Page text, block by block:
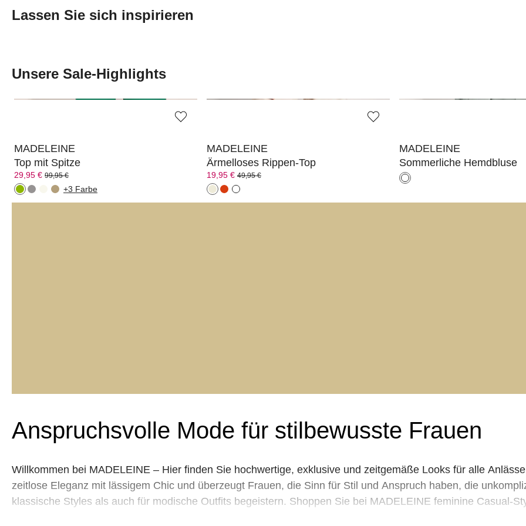
Lassen Sie sich inspirieren
Unsere Sale-Highlights
MADELEINE
Top mit Spitze
29,95 € 99,95 €
+3 Farbe
MADELEINE
Ärmelloses Rippen-Top
19,95 € 49,95 €
MADELEINE
Sommerliche Hemdbluse
Anspruchsvolle Mode für stilbewusste Frauen
Willkommen bei MADELEINE – Hier finden Sie hochwertige, exklusive und zeitgemäße Looks für alle
zeitlose Eleganz mit lässigem Chic und überzeugt Frauen, die Sinn für Stil und Anspruch haben, die
klassische Styles als auch für modische Outfits begeistern. Shoppen Sie bei MADELEINE feminine Casual-